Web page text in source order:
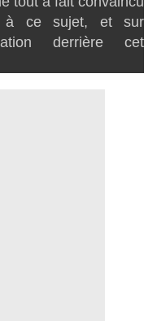
à ce sujet, et sur
derrière cet